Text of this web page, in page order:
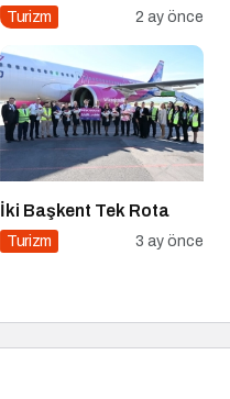
Turizm 2 ay önce
İki Başkent Tek Rota
Turizm 3 ay önce